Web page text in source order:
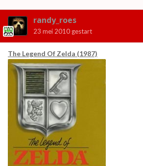
randy_roes
23 mei 2010 gestart
The Legend Of Zelda (1987)